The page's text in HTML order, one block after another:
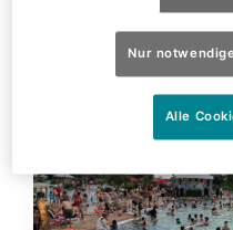
Nur
Alle